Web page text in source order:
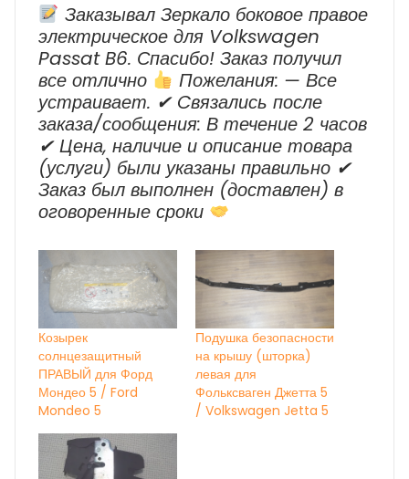
Заказывал Зеркало боковое правое
электрическое для Volkswagen
Passat B6. Спасибо! Заказ получил
все отлично
Пожелания: — Все
устраивает. ✔ Cвязались после
заказа/сообщения: В течение 2 часов
✔ Цена, наличие и описание товара
(услуги) были указаны правильно ✔
Заказ был выполнен (доставлен) в
оговоренные сроки
Козырек
солнцезащитный
ПРАВЫЙ для Форд
Мондео 5 / Ford
Mondeo 5
Подушка безопасности
на крышу (шторка)
левая для
Фольксваген Джетта 5
/ Volkswagen Jetta 5